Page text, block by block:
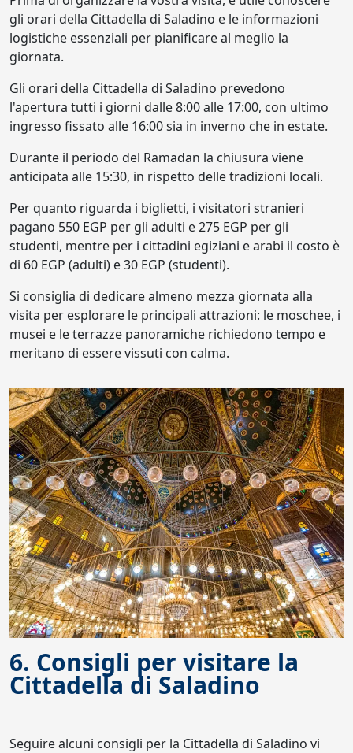
gli orari della Cittadella di Saladino e le informazioni
logistiche essenziali per pianificare al meglio la
giornata.
Gli orari della Cittadella di Saladino prevedono
l'apertura tutti i giorni dalle 8:00 alle 17:00, con ultimo
ingresso fissato alle 16:00 sia in inverno che in estate.
Durante il periodo del Ramadan la chiusura viene
anticipata alle 15:30, in rispetto delle tradizioni locali.
Per quanto riguarda i biglietti, i visitatori stranieri
pagano 550 EGP per gli adulti e 275 EGP per gli
studenti, mentre per i cittadini egiziani e arabi il costo è
di 60 EGP (adulti) e 30 EGP (studenti).
Si consiglia di dedicare almeno mezza giornata alla
visita per esplorare le principali attrazioni: le moschee, i
musei e le terrazze panoramiche richiedono tempo e
meritano di essere vissuti con calma.
6. Consigli per visitare la
Cittadella di Saladino
Seguire alcuni consigli per la Cittadella di Saladino vi